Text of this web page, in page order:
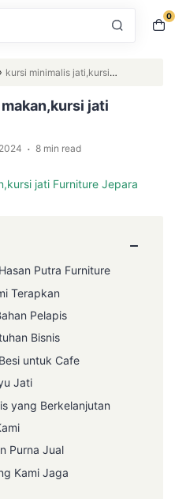
0
› kursi minimalis jati,kursi
jati
. 8 min read
−
Putra Furniture
Terapkan
Pelapis
Bisnis
untuk Cafe
Jati
yang Berkelanjutan
Purna Jual
Kami Jaga